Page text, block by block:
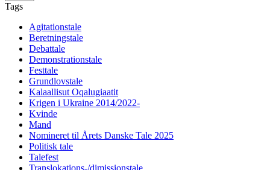
Tags
Agitationstale
Beretningstale
Debattale
Demonstrationstale
Festtale
Grundlovstale
Kalaallisut Oqalugiaatit
Krigen i Ukraine 2014/2022-
Kvinde
Mand
Nomineret til Årets Danske Tale 2025
Politisk tale
Talefest
Translokations-/dimissionstale